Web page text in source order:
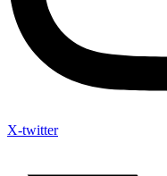
X-twitter